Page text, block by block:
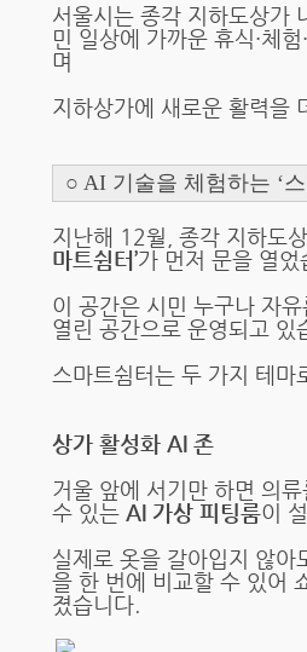
서울시는 종각 지하도상가
민 일상에 가까운 휴식·체
며
지하상가에 새로운 활력을
○ AI 기술을 체험하는 ‘
지난해 12월, 종각 지하도
마트쉼터’가 먼저 문을 열었
이 공간은 시민 누구나 자
열린 공간으로 운영되고 있
스마트쉼터는 두 가지 테마
상가 활성화 AI 존
거울 앞에 서기만 하면 의
수 있는 AI 가상 피팅룸이
실제로 옷을 갈아입지 않아
을 한 번에 비교할 수 있어
졌습니다.